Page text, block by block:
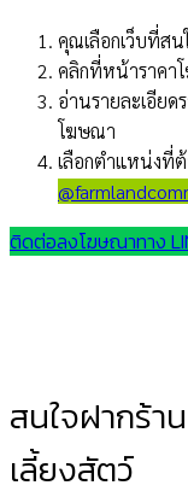
คุณเลือกเว็บที่สน
คลิกที่หน้าราคา
อ่านรายละเอียด
โฆษณา
เลือกตำแหน่งที่
ติดต่อลงโฆษณาทาง
สนใจฝากร้า
เลี้ยงสัตว์